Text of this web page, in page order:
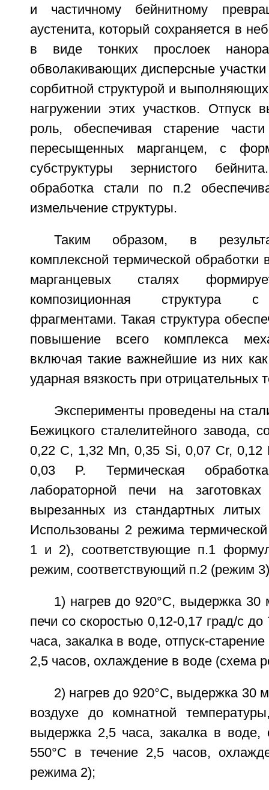
и частичному бейнитному
аустенита, который сохраняется в
в виде тонких прослоек
обволакивающих дисперсные участки
сорбитной структурой и
нагружении этих участков. Отпуск
роль, обеспечивая старение
пересыщенных марганцем, с
субструктуры зернистого
обработка стали по п.2
измельчение структуры.
Таким образом, в
комплексной термической обработки
марганцевых сталях
композиционная структура с
фрагментами. Такая структура
повышение всего комплекса
включая такие важнейшие из них
ударная вязкость при отрицательных
Эксперименты проведены на
Бежицкого сталелитейного завода,
0,22 С, 1,32 Mn, 0,35 Si, 0,07 Cr,
0,03 P. Термическая
лабораторной печи на
вырезанных из стандартных
Использованы 2 режима
1 и 2), соответствующие п.1
режим, соответствующий п.2 (режим
1) нагрев до 920°C, выдержка 30
печи со скоростью 0,12-0,17 град/с
часа, закалка в воде, отпуск-
2,5 часов, охлаждение в воде (схема
2) нагрев до 920°C, выдержка 30
воздухе до комнатной
выдержка 2,5 часа, закалка в воде,
550°C в течение 2,5 часов,
режима 2);